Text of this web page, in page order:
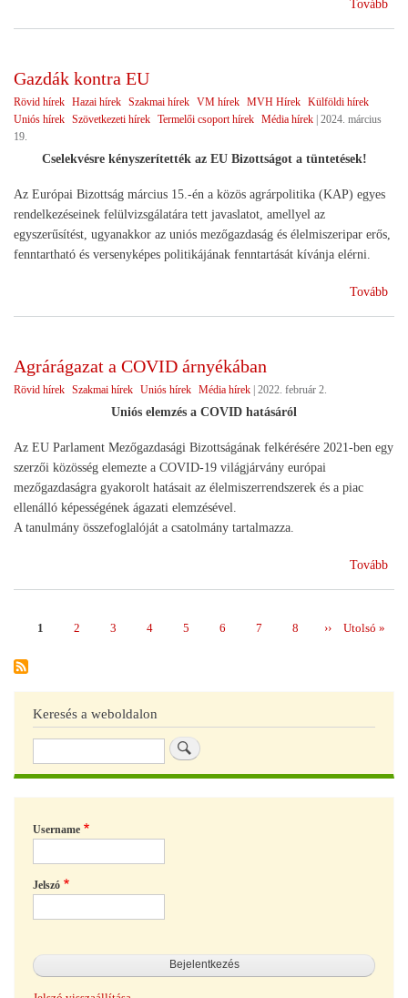
Tovább
Gazdák kontra EU
Rövid hírek Hazai hírek Szakmai hírek VM hírek MVH Hírek Külföldi hírek
Uniós hírek Szövetkezeti hírek Termelői csoport hírek Média hírek 2024. március
19.
Cselekvésre kényszerítették az EU Bizottságot a tüntetések!
Az Európai Bizottság március 15.-én a közös agrárpolitika (KAP) egyes
rendelkezéseinek felülvizsgálatára tett javaslatot, amellyel az
egyszerűsítést, ugyanakkor az uniós mezőgazdaság és élelmiszeripar erős,
fenntartható és versenyképes politikájának fenntartását kívánja elérni.
Tovább
Agrárágazat a COVID árnyékában
Rövid hírek Szakmai hírek Uniós hírek Média hírek 2022. február 2.
Uniós elemzés a COVID hatásáról
Az EU Parlament Mezőgazdasági Bizottságának felkérésére 2021-ben egy
szerzői közösség elemezte a COVID-19 világjárvány európai
mezőgazdaságra gyakorolt hatásait az élelmiszerrendszerek és a piac
ellenálló képességének ágazati elemzésével.
A tanulmány összefoglalóját a csatolmány tartalmazza.
Tovább
Page
1 Page
2 Page
3 Page
4 Page
5 Page
6 Page
7 Page
8
Következő
››
Utolsó
Utolsó »
Keresés a weboldalon
Keresés
Username
Jelszó